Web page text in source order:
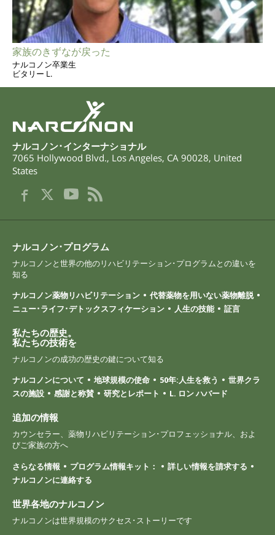
家族のきずなが戻った
ナルコノン卒業生
ビタリー L.
ナルコノン･インターナショナル
7065 Hollywood Blvd., Los Angeles, CA 90028, United
States
ナルコノン･プログラム
ナルコノンと世界の他のリハビリテーション･プログラムとの違いを
知る
ナルコノン薬物リハビリテーション
代替薬物を用いない薬物離脱
ニュー･ライフ･デトックスフィケーション
人生の技能 証言
私たちの歴史。
私たちの技術を
ナルコノンの成功の歴史の鍵について知る
ナルコノンについて
地球規模の使命 50年:人生を救う
世界クラ
スの施設
感謝と称賛 研究とレポート L. ロン ハバード
追加の情報
カウンセラー、薬物リハビリテーション･プロフェッショナル、およ
びご家族の方へ
さらなる情報
プログラム情報キット：
詳しい情報を請求する
ナルコノンに連絡する
世界各地のナルコノン
ナルコノンは世界規模のサクセス･ストーリーです